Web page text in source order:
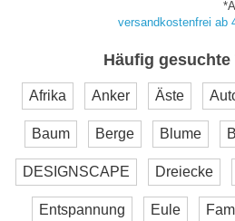
versandkostenfrei ab
Häufig gesuchte
Afrika Anker Äste
Baum Berge Blume
DESIGNSCAPE Dreiecke
Entspannung Eule